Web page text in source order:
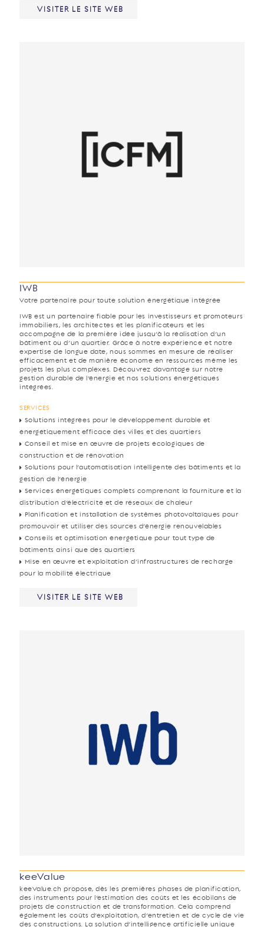
VISITER LE SITE WEB
IWB
Votre partenaire pour toute solution énergétique intégrée
IWB est un partenaire fiable pour les investisseurs et promoteurs
immobiliers, les architectes et les planificateurs et les
accompagne de la première idée jusqu’à la réalisation d’un
bâtiment ou d’un quartier. Grâce à notre expérience et notre
expertise de longue date, nous sommes en mesure de réaliser
efficacement et de manière économe en ressources même les
projets les plus complexes. Découvrez davantage sur notre
gestion durable de l’énergie et nos solutions énergétiques
intégrées.
SERVICES
Solutions intégrées pour le développement durable et
énergétiquement efficace des villes et des quartiers
Conseil et mise en œuvre de projets écologiques de
construction et de rénovation
Solutions pour l’automatisation intelligente des bâtiments et la
gestion de l’énergie
Services énergétiques complets comprenant la fourniture et la
distribution d’électricité et de réseaux de chaleur
Planification et installation de systèmes photovoltaïques pour
promouvoir et utiliser des sources d’énergie renouvelables
Conseils et optimisation énergétique pour tout type de
bâtiments ainsi que des quartiers
Mise en œuvre et exploitation d’infrastructures de recharge
pour la mobilité électrique
VISITER LE SITE WEB
keeValue
keeValue.ch propose, dès les premières phases de planification,
des instruments pour l’estimation des coûts et les écobilans de
projets de construction et de transformation. Cela comprend
également les coûts d’exploitation, d’entretien et de cycle de vie
des constructions. La solution d’intelligence artificielle unique